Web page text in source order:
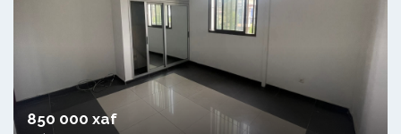
850 000 xaf